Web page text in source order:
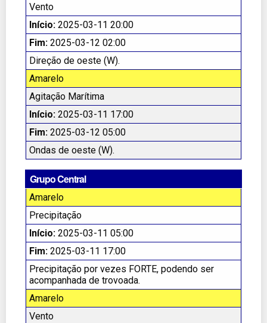
Vento
Início: 2025-03-11 20:00
Fim: 2025-03-12 02:00
Direção de oeste (W).
Amarelo
Agitação Marítima
Início: 2025-03-11 17:00
Fim: 2025-03-12 05:00
Ondas de oeste (W).
Grupo Central
Amarelo
Precipitação
Início: 2025-03-11 05:00
Fim: 2025-03-11 17:00
Precipitação por vezes FORTE, podendo ser
acompanhada de trovoada.
Amarelo
Vento